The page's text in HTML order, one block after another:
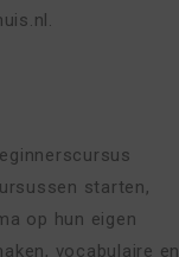
starten,
op hun eigen
vocabulaire en